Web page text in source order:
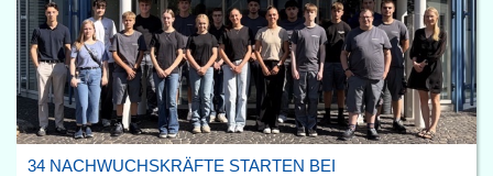
34 NACHWUCHSKRÄFTE STARTEN BEI